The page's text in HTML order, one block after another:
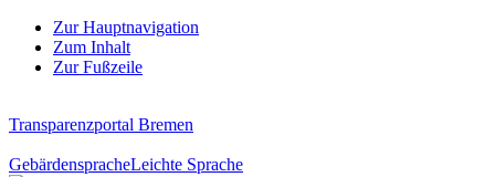
Zur Hauptnavigation
Zum Inhalt
Zur Fußzeile
Transparenzportal Bremen
GebärdenspracheLeichte Sprache